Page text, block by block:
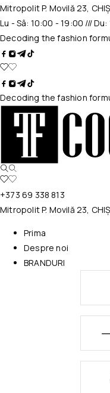
Mitropolit P. Movilă 23,
Lu - Sâ: 10:00 - 19:00 /// Du:
Decoding the fashion
Decoding the fashion
+373 69 338 813
Mitropolit P. Movilă 23,
Prima
Despre noi
BRANDURI